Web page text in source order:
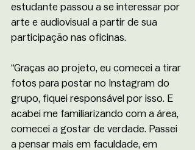
estudante passou a se interessar por
arte e audiovisual a partir de sua
participação nas oficinas.
“Graças ao projeto, eu comecei a tirar
fotos para postar no Instagram do
grupo, fiquei responsável por isso. E
acabei me familiarizando com a área,
comecei a gostar de verdade. Passei
a pensar mais em faculdade, em